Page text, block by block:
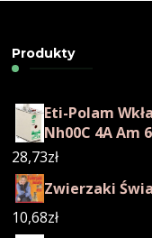
Produkty
Eti-Polam
Nh00C 4A Am
28,73zł
Zwierzaki
10,68zł